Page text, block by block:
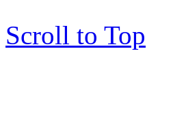
Scroll to Top